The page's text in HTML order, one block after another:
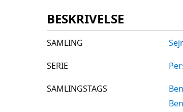
BESKRIVELSE
SAMLING
SERIE
SAMLINGSTAGS